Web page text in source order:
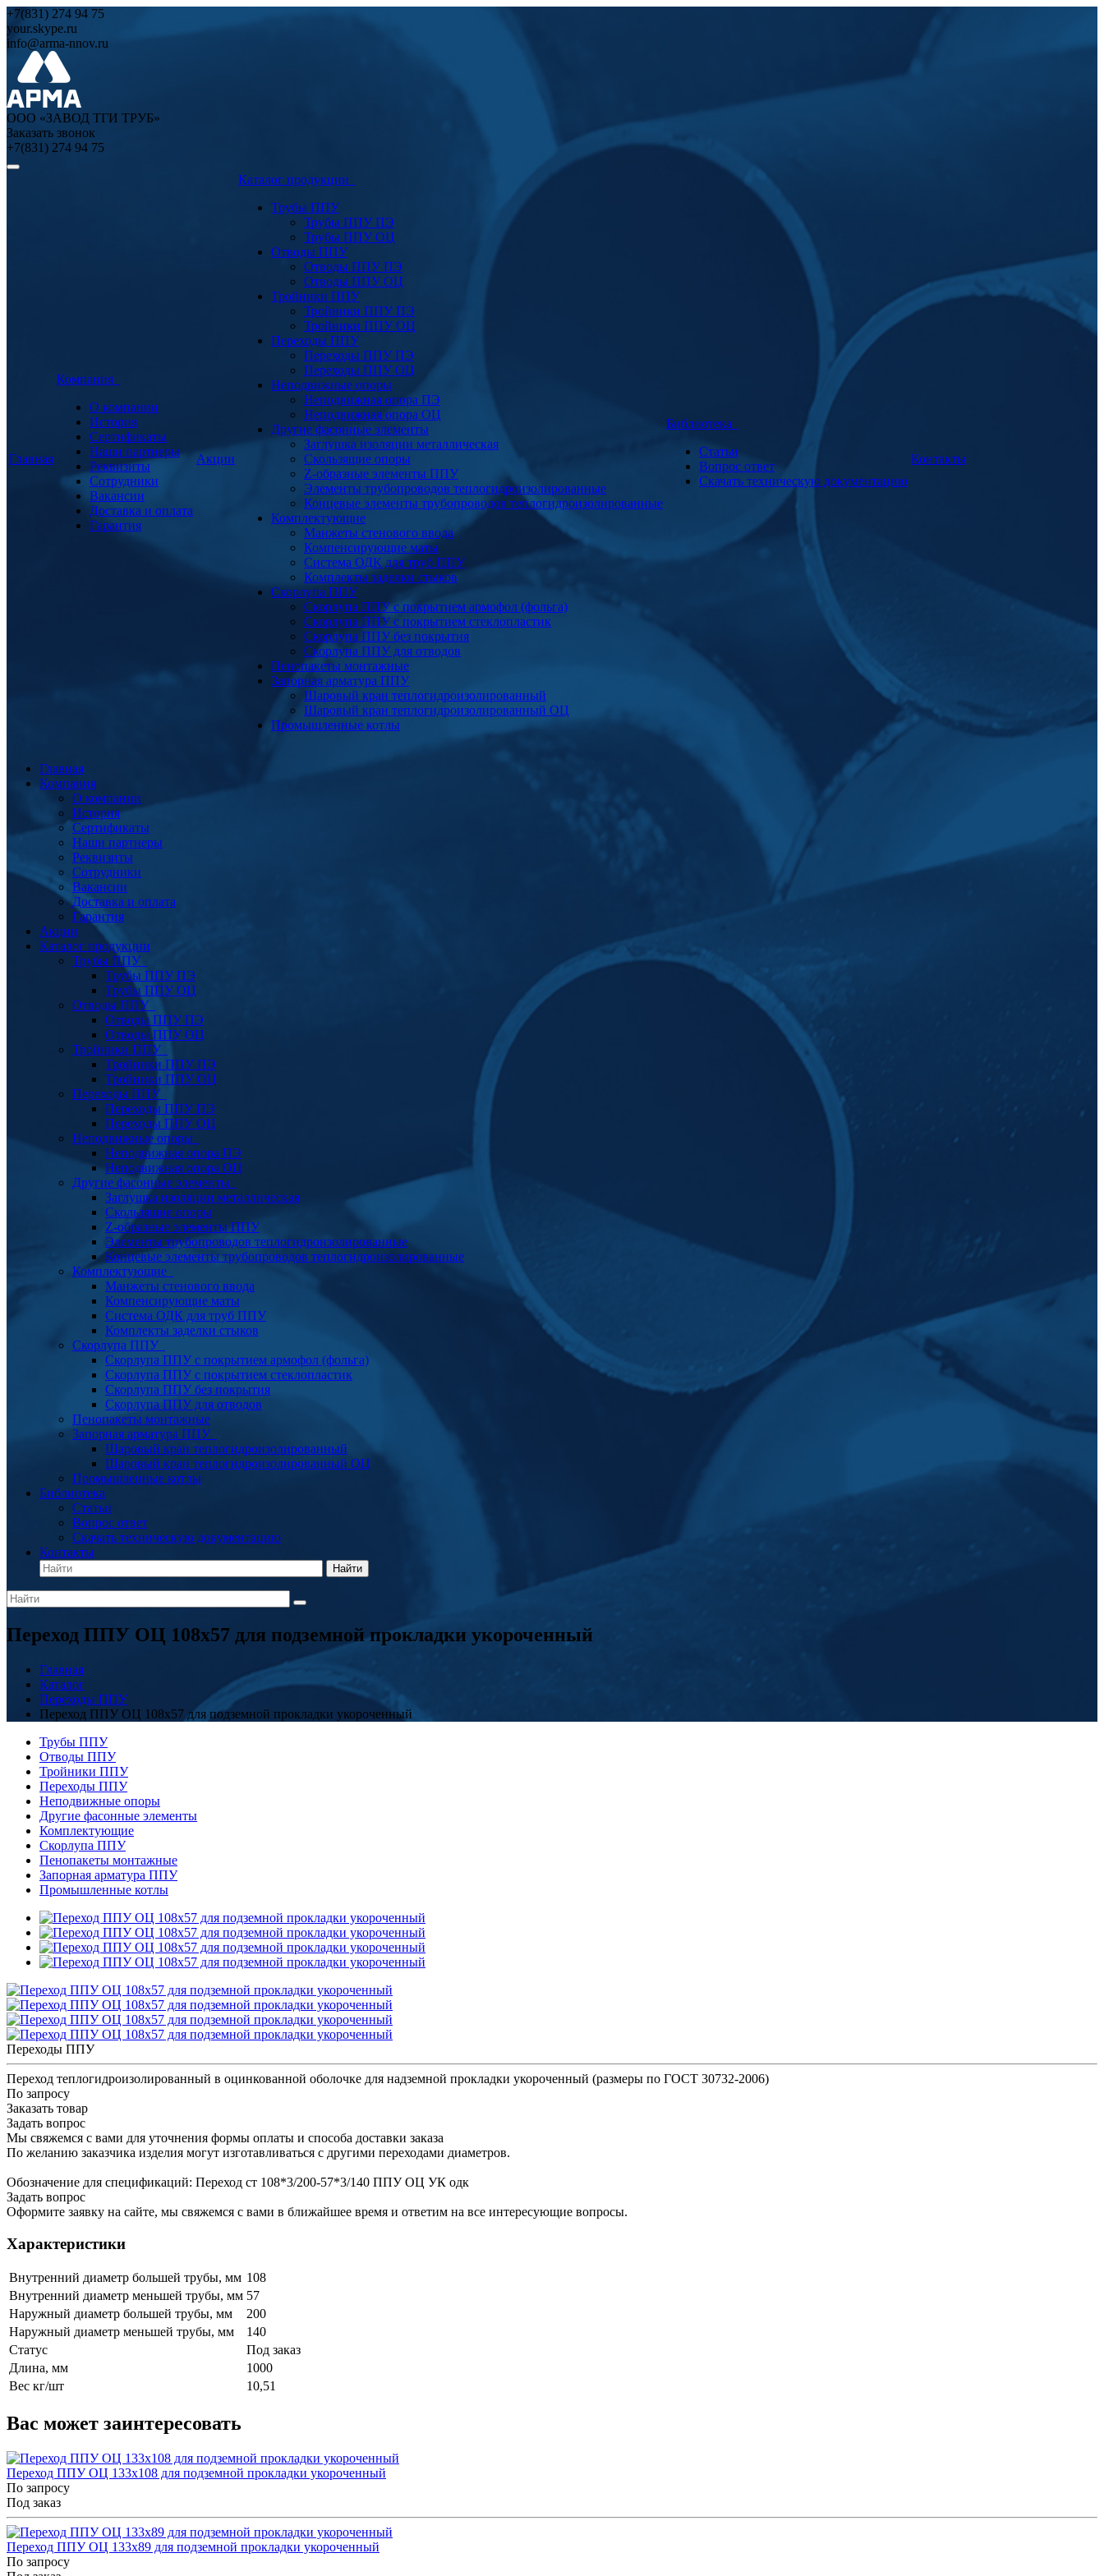
+7(831) 274 94 75
your.skype.ru
info@arma-nnov.ru
ООО «ЗАВОД ТГИ ТРУБ»
Заказать звонок
+7(831) 274 94 75
Главная
Компания
О компании
История
Сертификаты
Наши партнеры
Реквизиты
Сотрудники
Вакансии
Доставка и оплата
Гарантия
Акции
Каталог продукции
Трубы ППУ
Трубы ППУ ПЭ
Трубы ППУ ОЦ
Отводы ППУ
Отводы ППУ ПЭ
Отводы ППУ ОЦ
Тройники ППУ
Тройники ППУ ПЭ
Тройники ППУ ОЦ
Переходы ППУ
Переходы ППУ ПЭ
Переходы ППУ ОЦ
Неподвижные опоры
Неподвижная опора ПЭ
Неподвижная опора ОЦ
Другие фасонные элементы
Заглушка изоляции металлическая
Скользящие опоры
Z-образные элементы ППУ
Элементы трубопроводов теплогидроизолированные
Концевые элементы трубопроводов теплогидроизолированные
Комплектующие
Манжеты стенового ввода
Компенсирующие маты
Система ОДК для труб ППУ
Комплекты заделки стыков
Скорлупа ППУ
Скорлупа ППУ с покрытием армофол (фольга)
Скорлупа ППУ с покрытием стеклопластик
Скорлупа ППУ без покрытия
Скорлупа ППУ для отводов
Пенопакеты монтажные
Запорная арматура ППУ
Шаровый кран теплогидроизолированный
Шаровый кран теплогидроизолированный ОЦ
Промышленные котлы
Библиотека
Статьи
Вопрос ответ
Скачать техническую документацию
Контакты
Главная
Компания
О компании
История
Сертификаты
Наши партнеры
Реквизиты
Сотрудники
Вакансии
Доставка и оплата
Гарантия
Акции
Каталог продукции
Трубы ППУ
Трубы ППУ ПЭ
Трубы ППУ ОЦ
Отводы ППУ
Отводы ППУ ПЭ
Отводы ППУ ОЦ
Тройники ППУ
Тройники ППУ ПЭ
Тройники ППУ ОЦ
Переходы ППУ
Переходы ППУ ПЭ
Переходы ППУ ОЦ
Неподвижные опоры
Неподвижная опора ПЭ
Неподвижная опора ОЦ
Другие фасонные элементы
Заглушка изоляции металлическая
Скользящие опоры
Z-образные элементы ППУ
Элементы трубопроводов теплогидроизолированные
Концевые элементы трубопроводов теплогидроизолированные
Комплектующие
Манжеты стенового ввода
Компенсирующие маты
Система ОДК для труб ППУ
Комплекты заделки стыков
Скорлупа ППУ
Скорлупа ППУ с покрытием армофол (фольга)
Скорлупа ППУ с покрытием стеклопластик
Скорлупа ППУ без покрытия
Скорлупа ППУ для отводов
Пенопакеты монтажные
Запорная арматура ППУ
Шаровый кран теплогидроизолированный
Шаровый кран теплогидроизолированный ОЦ
Промышленные котлы
Библиотека
Статьи
Вопрос ответ
Скачать техническую документацию
Контакты
Найти
Переход ППУ ОЦ 108x57 для подземной прокладки укороченный
Главная
Каталог
Переходы ППУ
Переход ППУ ОЦ 108x57 для подземной прокладки укороченный
Трубы ППУ
Отводы ППУ
Тройники ППУ
Переходы ППУ
Неподвижные опоры
Другие фасонные элементы
Комплектующие
Скорлупа ППУ
Пенопакеты монтажные
Запорная арматура ППУ
Промышленные котлы
Переходы ППУ
Переход теплогидроизолированный в оцинкованной оболочке для надземной прокладки укороченный (размеры по ГОСТ 30732-2006)
По запросу
Заказать товар
Задать вопрос
Мы свяжемся с вами для уточнения формы оплаты и способа доставки заказа
По желанию заказчика изделия могут изготавливаться с другими переходами диаметров.
Обозначение для спецификаций: Переход ст 108*3/200-57*3/140 ППУ ОЦ УК одк
Задать вопрос
Оформите заявку на сайте, мы свяжемся с вами в ближайшее время и ответим на все интересующие вопросы.
Характеристики
Внутренний диаметр большей трубы, мм 108
Внутренний диаметр меньшей трубы, мм 57
Наружный диаметр большей трубы, мм
200
Наружный диаметр меньшей трубы, мм
140
Статус
Под заказ
Длина, мм
1000
Вес кг/шт
10,51
Вас может заинтересовать
Переход ППУ ОЦ 133x108 для подземной прокладки укороченный
По запросу
Под заказ
Переход ППУ ОЦ 133x89 для подземной прокладки укороченный
По запросу